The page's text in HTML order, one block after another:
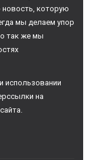
которую
мы делаем упор
так же мы
использовании
на